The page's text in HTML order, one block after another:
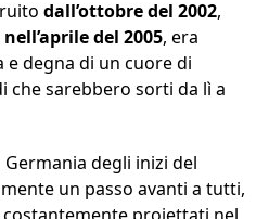
dall’ottobre del 2002,
nell’aprile del 2005, era
e degna di un cuore di
che sarebbero sorti da lì a
degli inizi del
un passo avanti a tutti,